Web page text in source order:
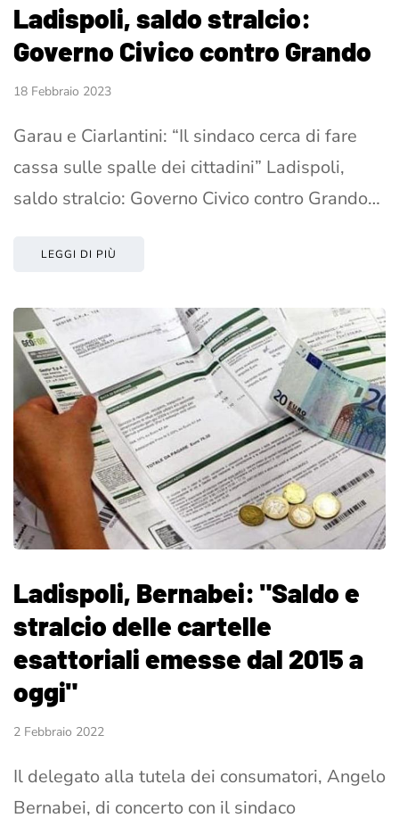
Ladispoli, saldo stralcio:
Governo Civico contro Grando
18 Febbraio 2023
Garau e Ciarlantini: “Il sindaco cerca di fare
cassa sulle spalle dei cittadini” Ladispoli,
saldo stralcio: Governo Civico contro Grando…
LEGGI DI PIÙ
Ladispoli, Bernabei: "Saldo e
stralcio delle cartelle
esattoriali emesse dal 2015 a
oggi"
2 Febbraio 2022
Il delegato alla tutela dei consumatori, Angelo
Bernabei, di concerto con il sindaco